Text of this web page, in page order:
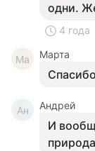
одни.
4 года
Ма Марта
Ан Андрей
И